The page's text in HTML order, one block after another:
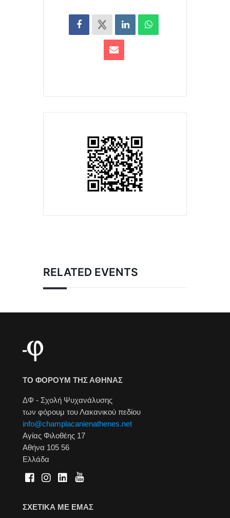
RELATED EVENTS
ΤΟ ΦΟΡΟΥΜ ΤΗΣ ΑΘΗΝΑΣ
ΔΦ - Σχολή Ψυχανάλυσης
των φόρουμ του Λακανικού πεδίου
info@champlacanienathenes.net
Αγίας Φιλοθέης 17
Αθήνα 105 56
Ελλάδα
ΣΧΕΤΙΚΑ ΜΕ ΕΜΑΣ